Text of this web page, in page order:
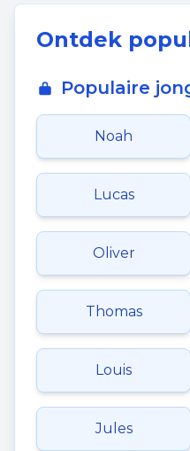
Ontdek
Populaire
Noah
Lucas
Oliver
Thomas
Louis
Jules